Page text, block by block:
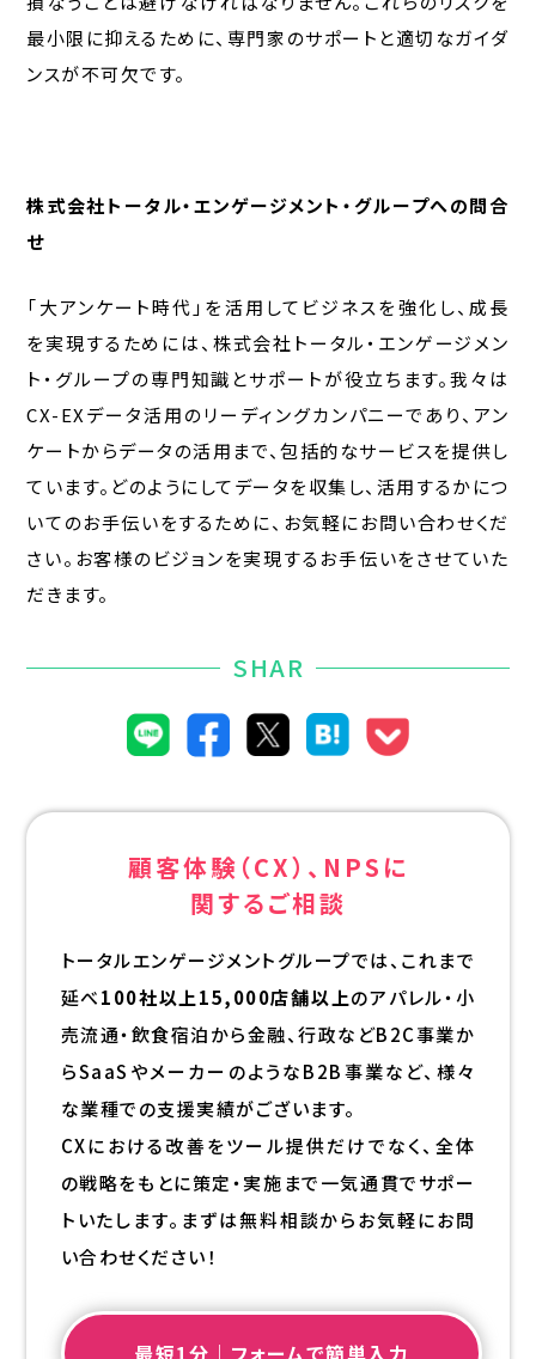
最小限に抑えるために、専門家のサポートと適切なガイダ
ンスが不可欠です。
株式会社トータル・エンゲージメント・グループへの問合
せ
「大アンケート時代」を活用してビジネスを強化し、成長
を実現するためには、株式会社トータル・エンゲージメン
ト・グループの専門知識とサポートが役立ちます。我々は
CX-EXデータ活用のリーディングカンパニーであり、アン
ケートからデータの活用まで、包括的なサービスを提供し
ています。どのようにしてデータを収集し、活用するかにつ
いてのお手伝いをするために、お気軽にお問い合わせくだ
さい。お客様のビジョンを実現するお手伝いをさせていた
だきます。
SHAR
顧客体験（CX）、NPSに
関するご相談
トータルエンゲージメントグループでは、これまで
延べ100社以上15,000店舗以上のアパレル・小
売流通・飲食宿泊から金融、行政などB2C事業か
らSaaSやメーカーのようなB2B事業など、様々
な業種での支援実績がございます。
CXにおける改善をツール提供だけでなく、全体
の戦略をもとに策定・実施まで一気通貫でサポー
トいたします。まずは無料相談からお気軽にお問
い合わせください！
最短1分｜フォームで簡単入力